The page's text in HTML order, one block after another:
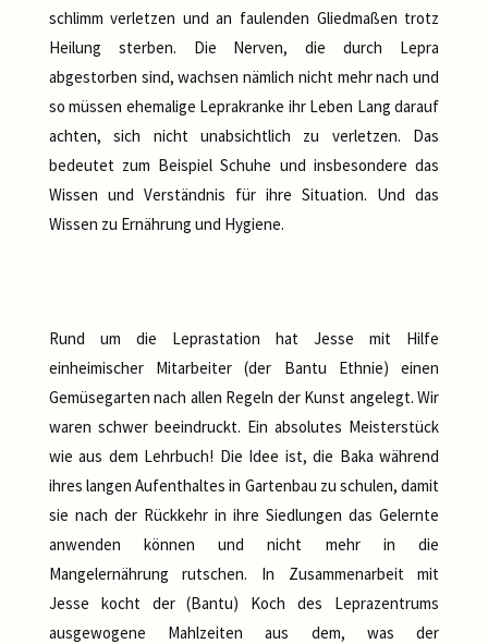
schlimm verletzen und an faulenden Gliedmaßen trotz
Heilung sterben. Die Nerven, die durch Lepra
abgestorben sind, wachsen nämlich nicht mehr nach und
so müssen ehemalige Leprakranke ihr Leben Lang darauf
achten, sich nicht unabsichtlich zu verletzen. Das
bedeutet zum Beispiel Schuhe und insbesondere das
Wissen und Verständnis für ihre Situation. Und das
Wissen zu Ernährung und Hygiene.
Rund um die Leprastation hat Jesse mit Hilfe
einheimischer Mitarbeiter (der Bantu Ethnie) einen
Gemüsegarten nach allen Regeln der Kunst angelegt. Wir
waren schwer beeindruckt. Ein absolutes Meisterstück
wie aus dem Lehrbuch! Die Idee ist, die Baka während
ihres langen Aufenthaltes in Gartenbau zu schulen, damit
sie nach der Rückkehr in ihre Siedlungen das Gelernte
anwenden können und nicht mehr in die
Mangelernährung rutschen. In Zusammenarbeit mit
Jesse kocht der (Bantu) Koch des Leprazentrums
ausgewogene Mahlzeiten aus dem, was der